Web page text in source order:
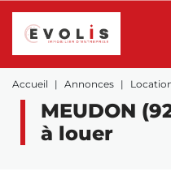
Accueil Annonces
MEUDON
à louer